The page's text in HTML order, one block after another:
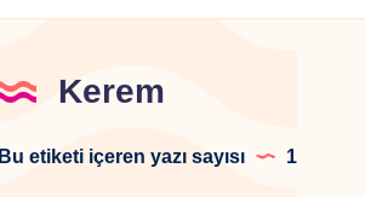
Kerem
Bu etiketi içeren yazı sayısı 1